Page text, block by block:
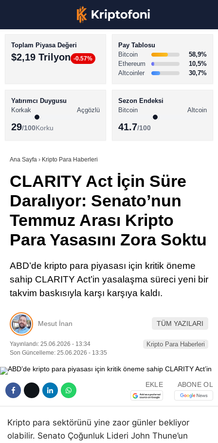
Youtube
TikTok
Pinterest
BİTCOİN HABERLERİ
ALTCOİN HABERLERİ
SÖZLÜK
Toplam Piyasa Değeri
$2,19 Trilyon -0.57%
Pay Tablosu
Bitcoin
58,9%
Ethereum
10,5%
Altcoinler
30,7%
Yatırımcı Duygusu
Korkak
Açgözlü
29/100Korku
Sezon Endeksi
Bitcoin
Altcoin
41.7/100
Ana Sayfa › Kripto Para Haberleri
CLARITY Act İçin Süre
Daralıyor: Senato’nun
Temmuz Arası Kripto
Para Yasasını Zora Soktu
ABD’de kripto para piyasası için kritik öneme
sahip CLARITY Act’in yasalaşma süreci yeni bir
takvim baskısıyla karşı karşıya kaldı.
Mesut İnan TÜM YAZILARI
Yayınlandı: 25.06.2026 - 13:34
Son Güncelleme: 25.06.2026 - 13:35
Kripto Para Haberleri
EKLE ABONE OL
Kripto para sektörünü yine zaor günler bekliyor
olabilir. Senato Çoğunluk Lideri John Thune’un